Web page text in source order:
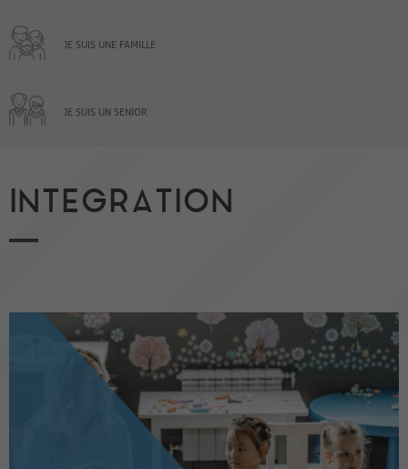
JE SUIS UNE FAMILLE
JE SUIS UN SENIOR
INTEGRATION